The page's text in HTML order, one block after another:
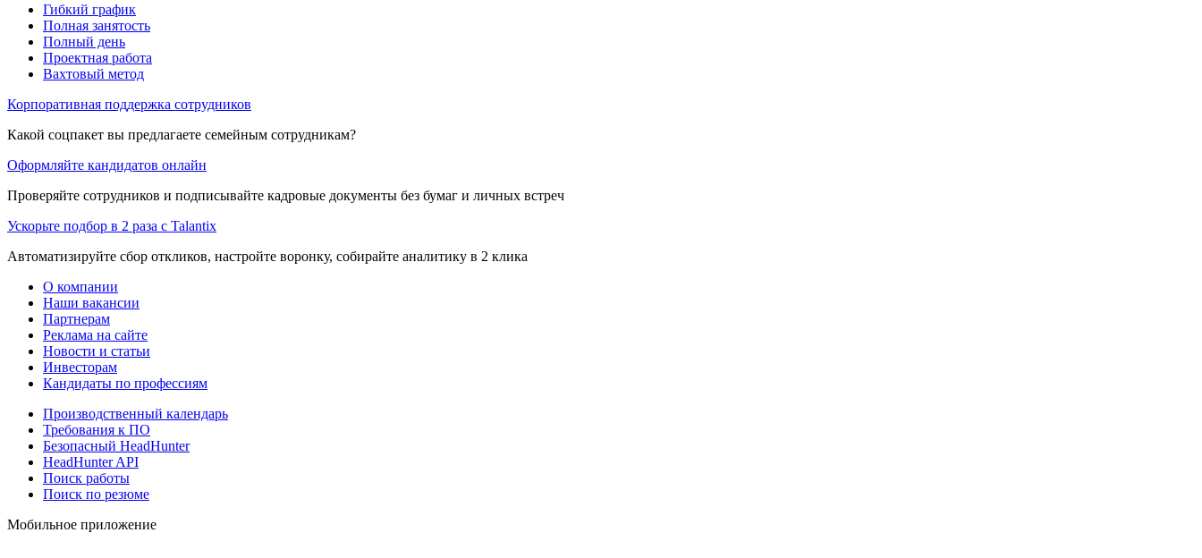
Гибкий график
Полная занятость
Полный день
Проектная работа
Вахтовый метод
Корпоративная поддержка сотрудников
Какой соцпакет вы предлагаете семейным сотрудникам?
Оформляйте кандидатов онлайн
Проверяйте сотрудников и подписывайте кадровые документы без бумаг и личных встреч
Ускорьте подбор в 2 раза с Talantix
Автоматизируйте сбор откликов, настройте воронку, собирайте аналитику в 2 клика
О компании
Наши вакансии
Партнерам
Реклама на сайте
Новости и статьи
Инвесторам
Кандидаты по профессиям
Производственный календарь
Требования к ПО
Безопасный HeadHunter
HeadHunter API
Поиск работы
Поиск по резюме
Мобильное приложение